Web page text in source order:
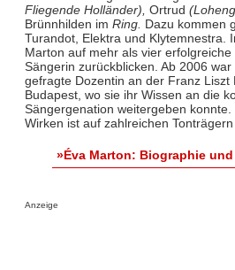
Fliegende Holländer), Ortrud
Brünnhilden im Ring. Dazu kommen
Turandot, Elektra und Klytemnestra.
Marton auf mehr als vier
Sängerin zurückblicken. Ab 2006
gefragte Dozentin an der Franz Liszt
Budapest, wo sie ihr Wissen an die
Sängergenation weitergeben
Wirken ist auf zahlreichen
»Éva Marton: Biographie
Anzeige